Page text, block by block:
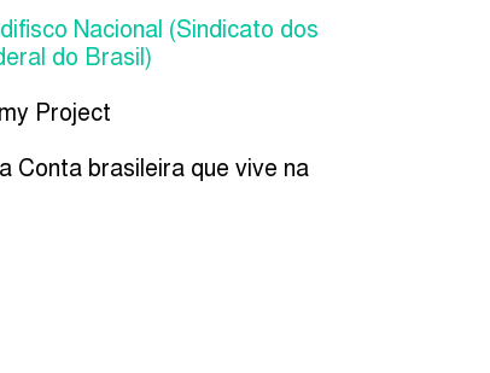
Nacional (Sindicato dos
do Brasil)
Project
Conta brasileira que vive na